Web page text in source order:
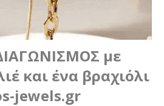
με
και ένα βραχιόλι
jewels.gr